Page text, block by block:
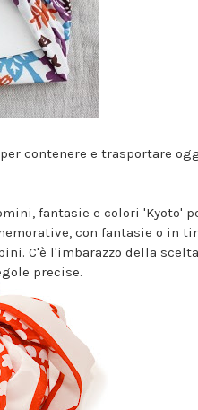
contenere e trasportare
fantasie e colori 'Kyoto'
con fantasie o in
C'è l'imbarazzo della
precise.